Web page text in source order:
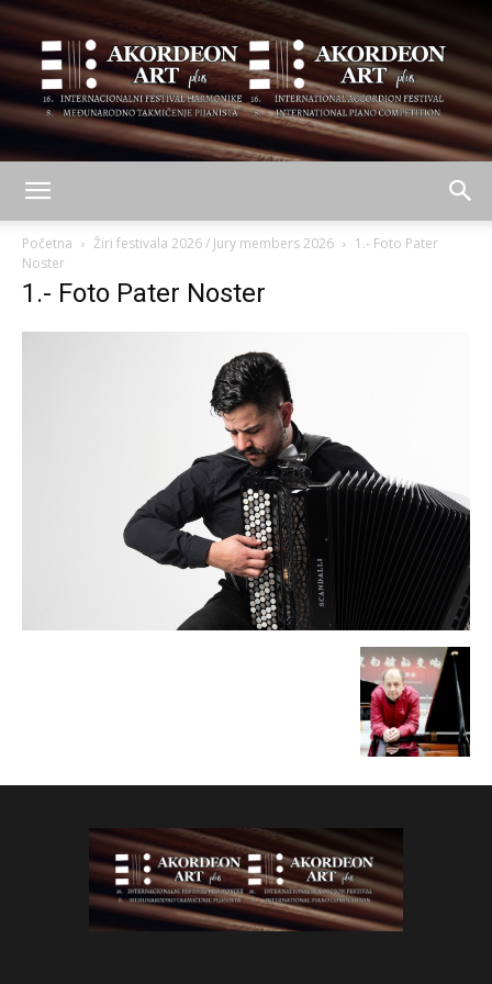
ART
plus
Početna Žiri festivala 2026 / Jury members 2026
1.- Foto Pater
Noster
1.- Foto Pater Noster